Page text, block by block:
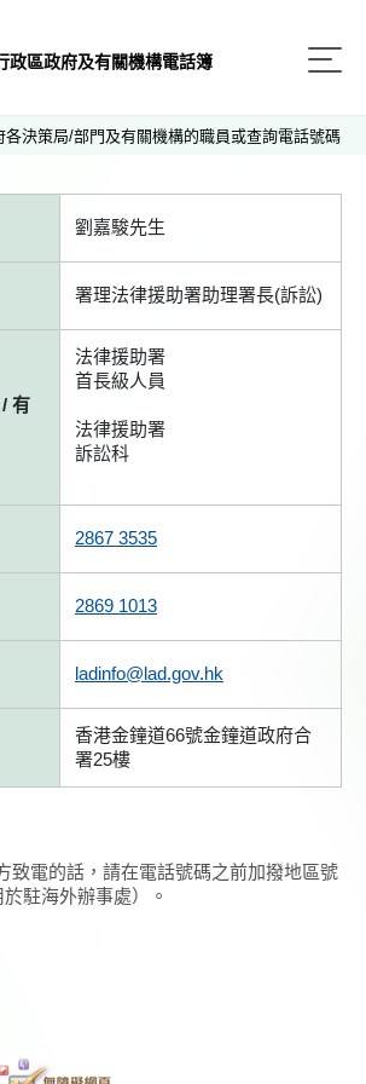
政區政府及有關機構電話簿
決策局/部門及有關機構的職員或查詢電話號碼
劉嘉駿先生
署理法律援助署助理署長(訴訟)
有
法律援助署
首長級人員
法律援助署
訴訟科
2867 3535
2869 1013
ladinfo@lad.gov.hk
香港金鐘道66號金鐘道政府合
署25樓
致電的話，請在電話號碼之前加撥地區號
駐海外辦事處）。